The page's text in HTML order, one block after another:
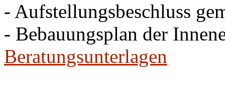
- Aufstellungsbeschluss
- Bebauungsplan der
Beratungsunterlagen